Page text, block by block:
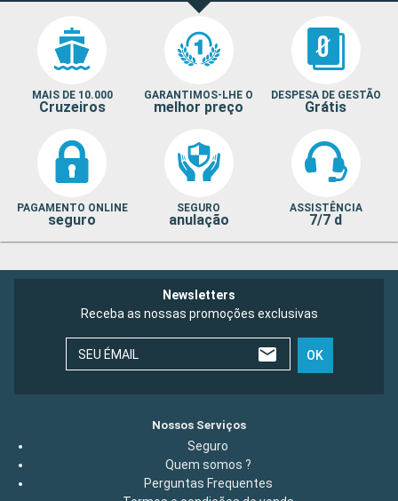
MAIS DE 10.000
Cruzeiros
GARANTIMOS-LHE O
melhor preço
DESPESA DE GESTÃO
Grátis
PAGAMENTO ONLINE
seguro
SEGURO
anulação
ASSISTÊNCIA
7/7 d
Newsletters
Receba as nossas promoções exclusivas
SEU ÉMAIL OK
Nossos Serviços
Seguro
Quem somos ?
Perguntas Frequentes